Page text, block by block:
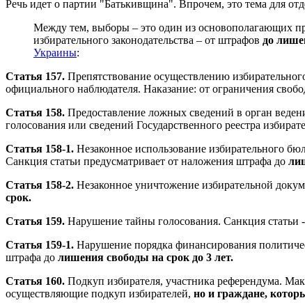
Речь идет о партии "Батькивщина". Впрочем, это тема для
Между тем, выборы – это один из основополагающих
избирательного законодательства – от штрафов до
Украины:
Статья 157. Препятствование осуществлению
официального наблюдателя. Наказание: от ограничения
Статья 158. Предоставление ложных сведений в орган
голосования или сведений Государственного реестра
Статья 158-1. Незаконное использование избирательного
Санкция статьи предусматривает от наложения штрафа до
Статья 158-2. Незаконное уничтожение избирательной
срок.
Статья 159. Нарушение тайны голосования. Санкция статьи
Статья 159-1. Нарушение порядка финансирования
штрафа до лишения свободы на срок до 3 лет.
Статья 160. Подкуп избирателя, участника референдума.
осуществляющие подкуп избирателей, но и граждане,